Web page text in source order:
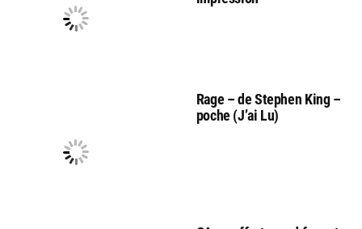
Rage – de Stephen King –
poche (J’ai Lu)